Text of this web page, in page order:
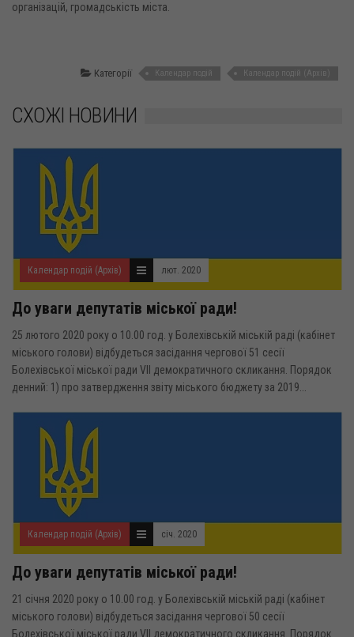
організацій, громадськість міста.
Категорії Календар подій Календар подій (Архів)
СХОЖІ НОВИНИ
Календар подій (Архів) лют. 2020
До уваги депутатів міської ради!
25 лютого 2020 року о 10.00 год. у Болехівській міській раді (кабінет
міського голови) відбудеться засідання чергової 51 сесії
Болехівської міської ради VII демократичного скликання. Порядок
денний: 1) про затвердження звіту міського бюджету за 2019...
Календар подій (Архів) січ. 2020
До уваги депутатів міської ради!
21 січня 2020 року о 10.00 год. у Болехівській міській раді (кабінет
міського голови) відбудеться засідання чергової 50 сесії
Болехівської міської ради VII демократичного скликання. Порядок